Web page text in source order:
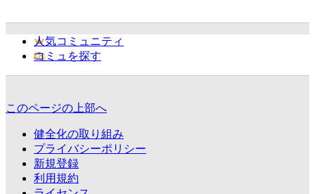
人気コミュニティ
コミュを探す
このページの上部へ
健全化の取り組み
プライバシーポリシー
新規登録
利用規約